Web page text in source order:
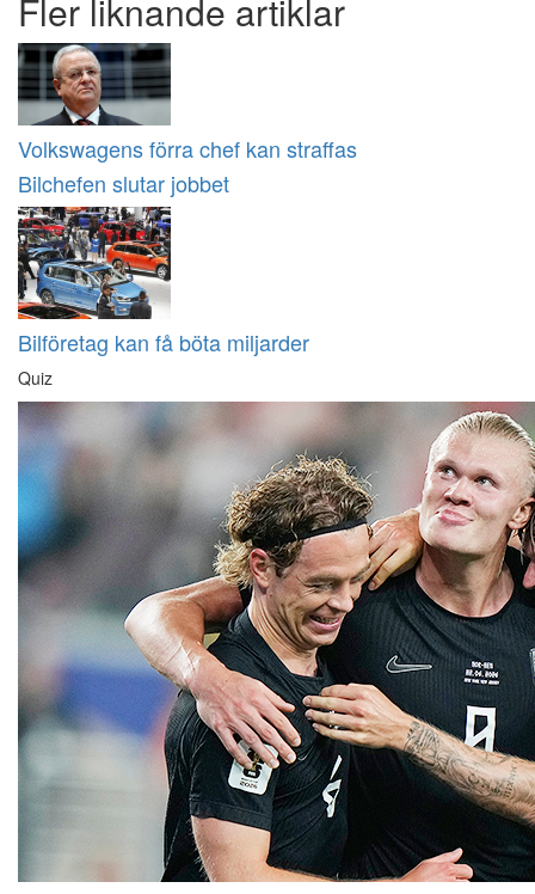
Fler liknande artiklar
Volkswagens förra chef kan straffas
Bilchefen slutar jobbet
Bilföretag kan få böta miljarder
Quiz